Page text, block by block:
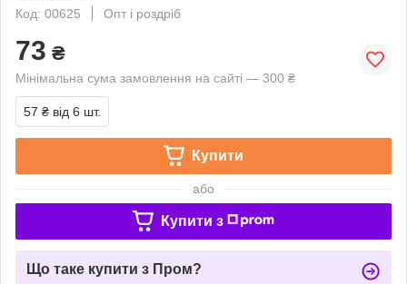
Код: 00625
Опт і роздріб
73 ₴
Мінімальна сума замовлення на сайті — 300 ₴
57 ₴ від 6 шт.
Купити
або
Купити з
Що таке купити з Пром?